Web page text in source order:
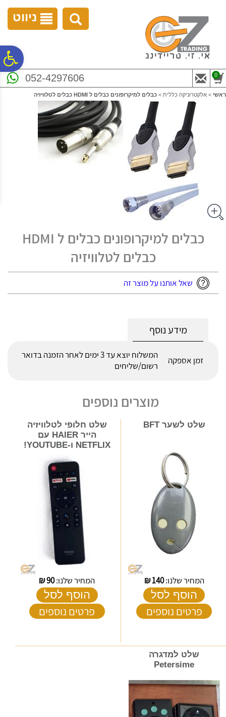
נגישות
ניווט
052-4297606 0
ראשי > אלקטרוניקה כללית > כבלים למיקרופונים כבלים ל HDMI כבלים לטלוויזיה
כבלים למיקרופונים כבלים ל HDMI
כבלים לטלוויזיה
שאל אותנו על מוצר זה
מידע נוסף
זמן אספקה
המשלוח יוצא עד 3 ימים לאחר הזמנה בדואר
רשום/שליחים
מוצרים נוספים
שלט לשער BFT
המחיר שלנו:140
₪
הוסף לסל
פרטים נוספים
שלט חלופי לטלוויזיה
הייר HAIER עם
NETFLIX ו-YOUTUBE!
המחיר שלנו:90
₪
הוסף לסל
פרטים נוספים
שלט למדגרה
Petersime